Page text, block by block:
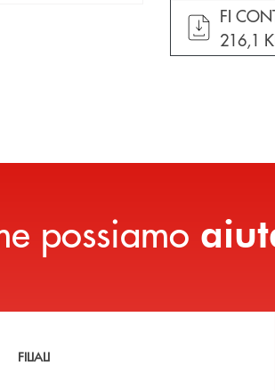
apre
FI
216,1
possiamo
filiale più vicina a te
FILIALI